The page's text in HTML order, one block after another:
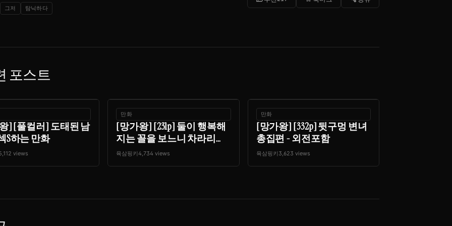
그저 탐닉하다
포스트
] [풀컬러] 도태된 남
S하는 만화
views
만화
[망가왕] [231p] 둘이 행복해
지는 꼴을 보느니 차라리...
육삼핑키4,734 views
만화
[망가왕] [332p] 뒷구멍 변녀
총집편 - 외전포함
육삼핑키 3,623 views